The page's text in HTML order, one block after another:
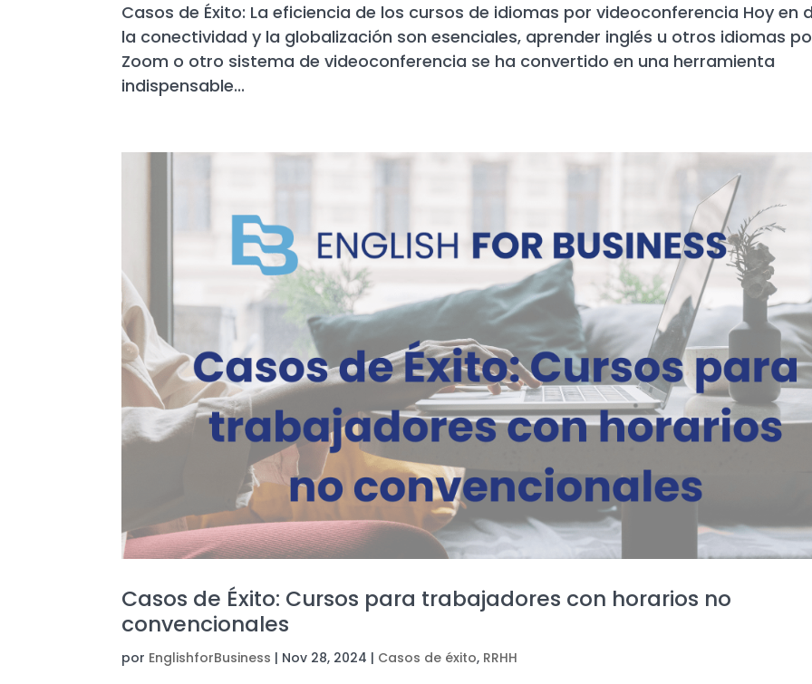
Casos de Éxito: La eficiencia de los cursos de idiomas por videoconferencia Hoy en
la conectividad y la globalización son esenciales, aprender inglés u otros idiomas
Zoom o otro sistema de videoconferencia se ha convertido en una herramienta
indispensable...
Casos de Éxito: Cursos para trabajadores con horarios no
convencionales
por EnglishforBusiness | Nov 28, 2024 | Casos de éxito, RRHH